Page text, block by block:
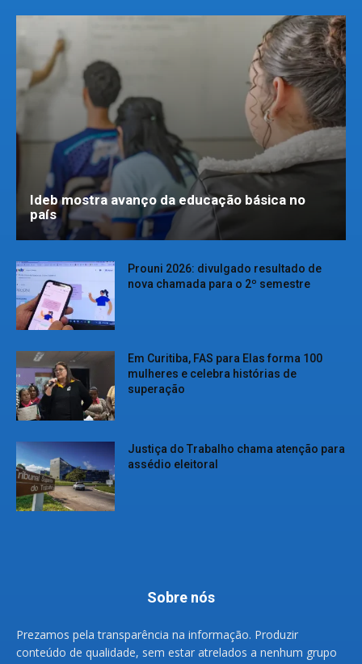
Ideb mostra avanço da educação básica no
país
Prouni 2026: divulgado resultado de
nova chamada para o 2º semestre
Em Curitiba, FAS para Elas forma 100
mulheres e celebra histórias de
superação
Justiça do Trabalho chama atenção para
assédio eleitoral
Sobre nós
Prezamos pela transparência na informação. Produzir
conteúdo de qualidade, sem estar atrelados a nenhum grupo